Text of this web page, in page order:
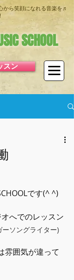
SCHOOL
スン
ら笑顔になれる音楽を♬
ソングライター)
です(^ ^)
へでのレッスン
雰囲気が違って